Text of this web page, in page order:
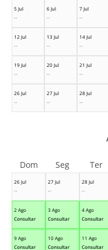
5 Jul
--
6 Jul
--
7 Jul
--
12 Jul
--
13 Jul
--
14 Jul
--
19 Jul
--
20 Jul
--
21 Jul
--
26 Jul
--
27 Jul
--
28 Jul
--
26 Jul
--
27 Jul
--
28 Jul
--
2 Ago
Consultar
3 Ago
Consultar
4 Ago
Consultar
9 Ago
Consultar
10 Ago
Consultar
11 Ago
Consultar
Dom Seg Ter